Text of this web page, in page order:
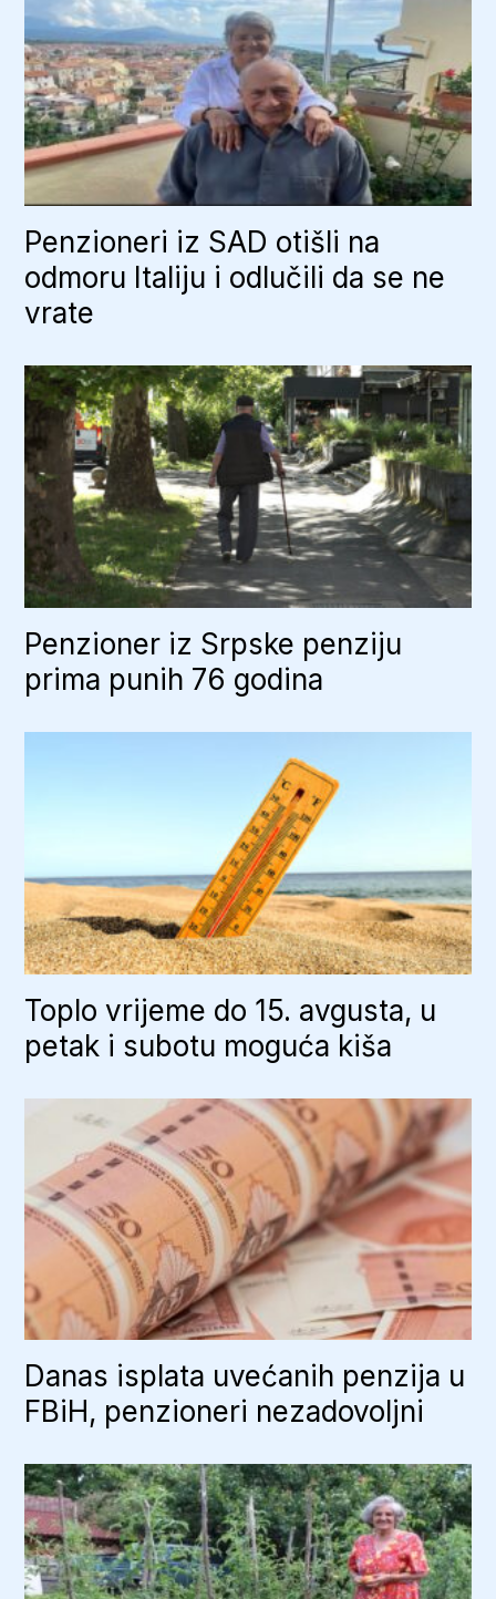
Penzioneri iz SAD otišli na
odmoru Italiju i odlučili da se ne
vrate
Penzioner iz Srpske penziju
prima punih 76 godina
Toplo vrijeme do 15. avgusta, u
petak i subotu moguća kiša
Danas isplata uvećanih penzija u
FBiH, penzioneri nezadovoljni